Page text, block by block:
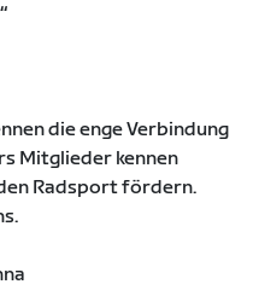
die enge Verbindung
Mitglieder kennen
Radsport fördern.